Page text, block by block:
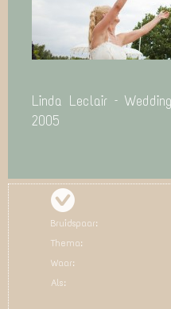
Linda Leclair –
2005
Bruidspaar:
Thema:
Waar:
Als: